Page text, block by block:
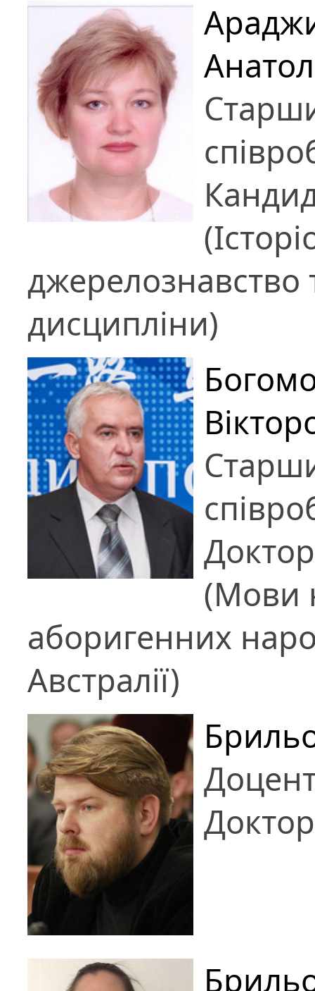
джерелознавство
дисципліни)
Доктор
(Мови
аборигенних
Австралії)
Доктор